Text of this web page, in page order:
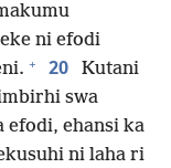
ni efodi
+ 20
Kutani
swa
efodi, ehansi ka
ni laha ri